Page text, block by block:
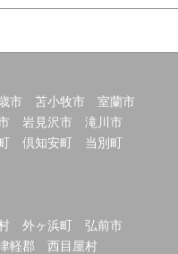
市 苫小牧市
室蘭市
岩見沢市
滝川市
倶知安町
当別町
外ヶ浜町
弘前市
軽郡
西目屋村